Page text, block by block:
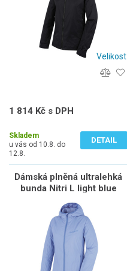
Velikost
1 814 Kč s DPH
Skladem
u vás od 10.8. do
12.8.
DETAIL
Dámská plněná ultralehká
bunda Nitri L light blue